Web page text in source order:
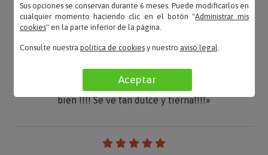
ha llevado una bonita sorpresa.»
«Acaba de llegarme mi pedido. Ha quedado muy
bien !!!! Se ve tan dulce y tierna!!!!»
Sus opciones se conservan durante 6 meses. Puede modificarlos en
cualquier momento haciendo clic en el botón "Administrar mis
cookies" en la parte inferior de la página.
Consulte nuestra política de cookiesy nuestro aviso legal
Aceptar